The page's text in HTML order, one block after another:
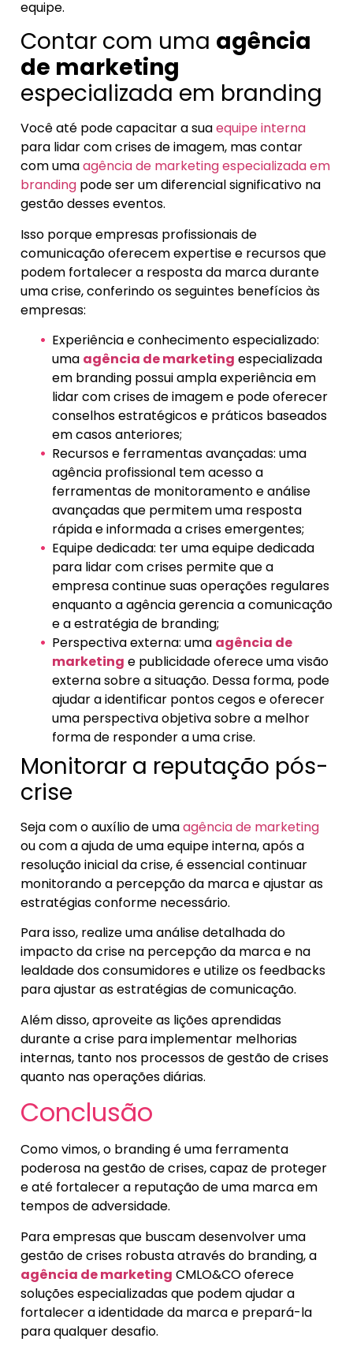
equipe.
Contar com uma agência
de marketing
especializada em branding
Você até pode capacitar a suaequipe interna
para lidar com crises de imagem, mas contar
com umaagência de marketing especializada em
branding pode ser um diferencial significativo na
gestão desses eventos.
Isso porque empresas profissionais de
comunicação oferecem expertise e recursos que
podem fortalecer a resposta da marca durante
uma crise, conferindo os seguintes benefícios às
empresas:
Experiência e conhecimento especializado:
uma agência de marketing especializada
em branding possui ampla experiência em
lidar com crises de imagem e pode oferecer
conselhos estratégicos e práticos baseados
em casos anteriores;
Recursos e ferramentas avançadas: uma
agência profissional tem acesso a
ferramentas de monitoramento e análise
avançadas que permitem uma resposta
rápida e informada a crises emergentes;
Equipe dedicada: ter uma equipe dedicada
para lidar com crises permite que a
empresa continue suas operações regulares
enquanto a agência gerencia a comunicação
e a estratégia de branding;
Perspectiva externa: uma agência de
marketing e publicidade oferece uma visão
externa sobre a situação. Dessa forma, pode
ajudar a identificar pontos cegos e oferecer
uma perspectiva objetiva sobre a melhor
forma de responder a uma crise.
Monitorar a reputação pós-
crise
Seja com o auxílio de umaagência de marketing
ou com a ajuda de uma equipe interna, após a
resolução inicial da crise, é essencial continuar
monitorando a percepção da marca e ajustar as
estratégias conforme necessário.
Para isso, realize uma análise detalhada do
impacto da crise na percepção da marca e na
lealdade dos consumidores e utilize os feedbacks
para ajustar as estratégias de comunicação.
Além disso, aproveite as lições aprendidas
durante a crise para implementar melhorias
internas, tanto nos processos de gestão de crises
quanto nas operações diárias.
Conclusão
Como vimos, o branding é uma ferramenta
poderosa na gestão de crises, capaz de proteger
e até fortalecer a reputação de uma marca em
tempos de adversidade.
Para empresas que buscam desenvolver uma
gestão de crises robusta através do branding, a
agência de marketing CMLO&CO oferece
soluções especializadas que podem ajudar a
fortalecer a identidade da marca e prepará-la
para qualquer desafio.